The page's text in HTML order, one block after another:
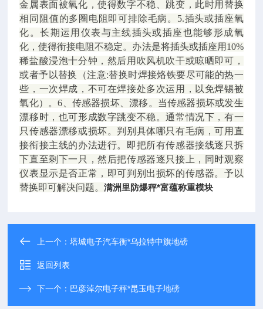
金属表面被氧化，使得数字不稳、跳变，此时用替换
相同阻值的多圈电阻即可排除毛病。5.插头或插座氧
化。长期运用仪表与主线插头或插座也能够形成氧
化，使得衔接电阻不稳定。办法是将插头或插座用10%
稀盐酸浸泡十分钟，然后用吹风机吹干或晾晒即可，
或者予以替换（注意:替换时焊接烙铁要尽可能的热一
些，一次焊成，不可在焊接处多次运用，以免焊锡被
氧化）。6、传感器损坏、漂移。当传感器损坏或发生
漂移时，也可形成数字跳变不稳。通常情况下，有一
只传感器漂移或损坏。判别具体哪只有毛病，可用直
接衔接主线的办法进行。即把所有传感器接线逐只拆
下直至剩下一只，然后把传感器逐只接上，同时观察
仪表显示是否正常，即可判别出损坏的传感器。予以
替换即可解决问题。满洲里防爆秤*富蕴称重模块
上一个：塔城电子汽车衡*乌拉特中旗地磅
返回列表
下一个： 巴彦淖尔电子秤*昆玉电子地磅